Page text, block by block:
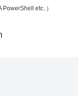
etc..）